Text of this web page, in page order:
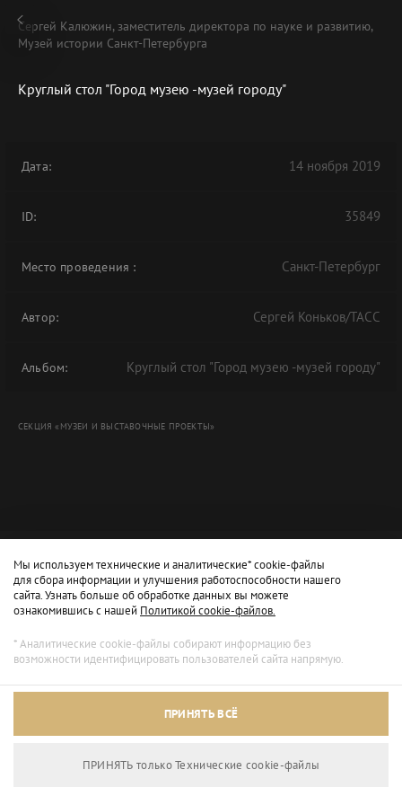
В АРХИВЕ
Архивный режим
Сергей Калюжин, заместитель директора по науке и развитию,
Музей истории Санкт-Петербурга
Круглый стол "Город музею -музей городу"
Дата: 14 ноября 2019
ID: 35849
Место проведения : Санкт-Петербург
Автор: Сергей Коньков/ТАСС
Альбом: Круглый стол "Город музею -музей городу"
СЕКЦИЯ «МУЗЕИ И ВЫСТАВОЧНЫЕ ПРОЕКТЫ»
Мы используем технические и аналитические* cookie-файлы
для сбора информации и улучшения работоспособности нашего
сайта. Узнать больше об обработке данных вы можете
ознакомившись с нашей Политикой cookie-файлов.
* Аналитические cookie-файлы собирают информацию без
возможности идентифицировать пользователей сайта напрямую.
ПРИНЯТЬ ВСЁ
ПРИНЯТЬ только Технические сookie-файлы